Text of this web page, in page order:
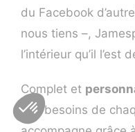
du Facebook
nous tiens –,
l’intérieur qu’il l’est
Complet et
aux besoins de